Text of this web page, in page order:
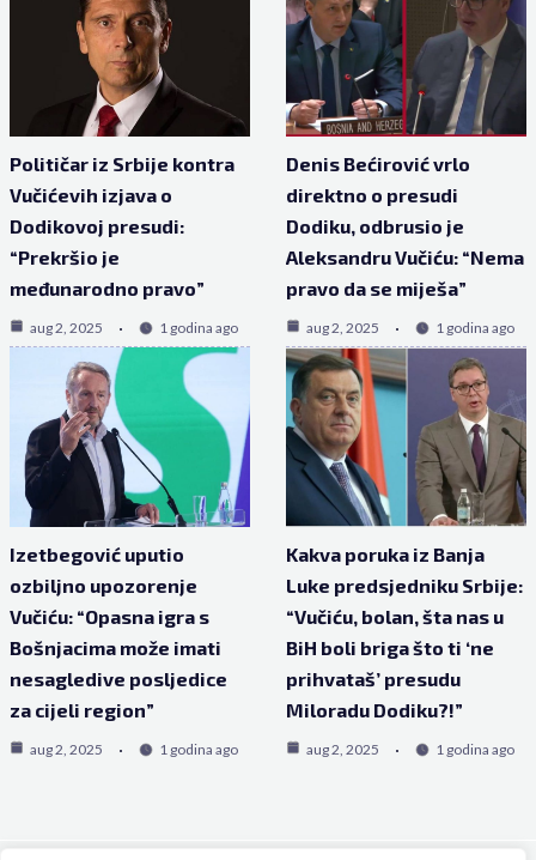
Političar iz Srbije kontra
Vučićevih izjava o
Dodikovoj presudi:
“Prekršio je
međunarodno pravo”
aug 2, 2025 1 godina ago
Denis Bećirović vrlo
direktno o presudi
Dodiku, odbrusio je
Aleksandru Vučiću: “Nema
pravo da se miješa”
aug 2, 2025 1 godina ago
Izetbegović uputio
ozbiljno upozorenje
Vučiću: “Opasna igra s
Bošnjacima može imati
nesagledive posljedice
za cijeli region”
aug 2, 2025 1 godina ago
Kakva poruka iz Banja
Luke predsjedniku Srbije:
“Vučiću, bolan, šta nas u
BiH boli briga što ti ‘ne
prihvataš’ presudu
Miloradu Dodiku?!”
aug 2, 2025 1 godina ago